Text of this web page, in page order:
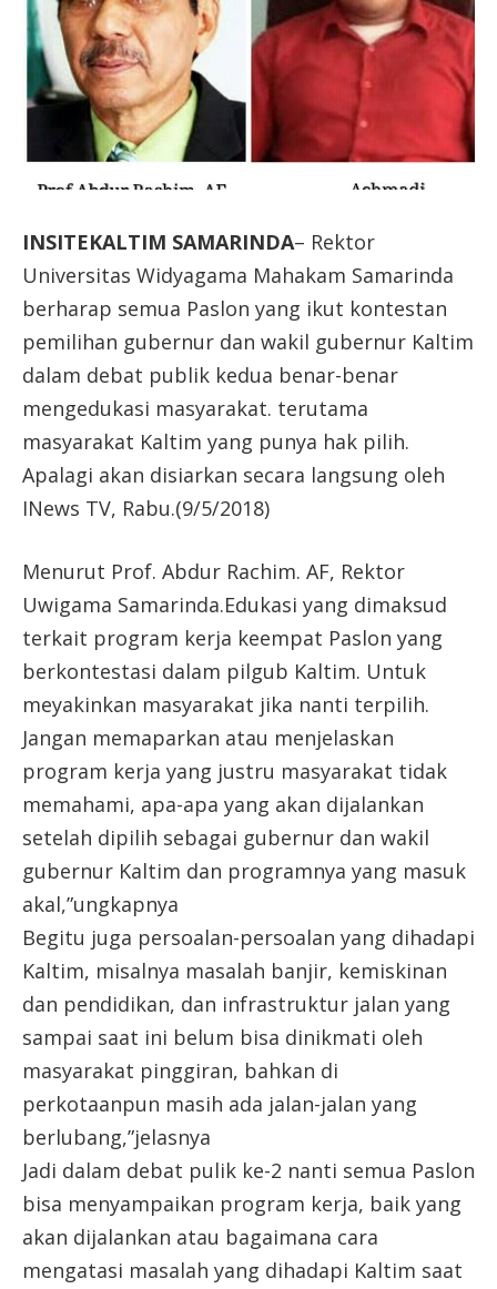
INSITEKALTIM SAMARINDA– Rektor
Universitas Widyagama Mahakam Samarinda
berharap semua Paslon yang ikut kontestan
pemilihan gubernur dan wakil gubernur Kaltim
dalam debat publik kedua benar-benar
mengedukasi masyarakat. terutama
masyarakat Kaltim yang punya hak pilih.
Apalagi akan disiarkan secara langsung oleh
INews TV, Rabu.(9/5/2018)
Menurut Prof. Abdur Rachim. AF, Rektor
Uwigama Samarinda.Edukasi yang dimaksud
terkait program kerja keempat Paslon yang
berkontestasi dalam pilgub Kaltim. Untuk
meyakinkan masyarakat jika nanti terpilih.
Jangan memaparkan atau menjelaskan
program kerja yang justru masyarakat tidak
memahami, apa-apa yang akan dijalankan
setelah dipilih sebagai gubernur dan wakil
gubernur Kaltim dan programnya yang masuk
akal,”ungkapnya
Begitu juga persoalan-persoalan yang dihadapi
Kaltim, misalnya masalah banjir, kemiskinan
dan pendidikan, dan infrastruktur jalan yang
sampai saat ini belum bisa dinikmati oleh
masyarakat pinggiran, bahkan di
perkotaanpun masih ada jalan-jalan yang
berlubang,”jelasnya
Jadi dalam debat pulik ke-2 nanti semua Paslon
bisa menyampaikan program kerja, baik yang
akan dijalankan atau bagaimana cara
mengatasi masalah yang dihadapi Kaltim saat